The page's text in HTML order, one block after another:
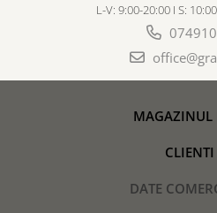
L-V: 9:00-20:00 I S:
MAGAZINUL
CLIENTI
DATE